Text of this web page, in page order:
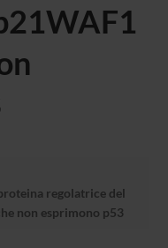
regolatrice del
non esprimono p53